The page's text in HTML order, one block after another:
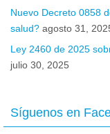
Nuevo Decreto 0858
salud? agosto 31,
Ley 2460 de 2025
julio 30, 2025
Síguenos en